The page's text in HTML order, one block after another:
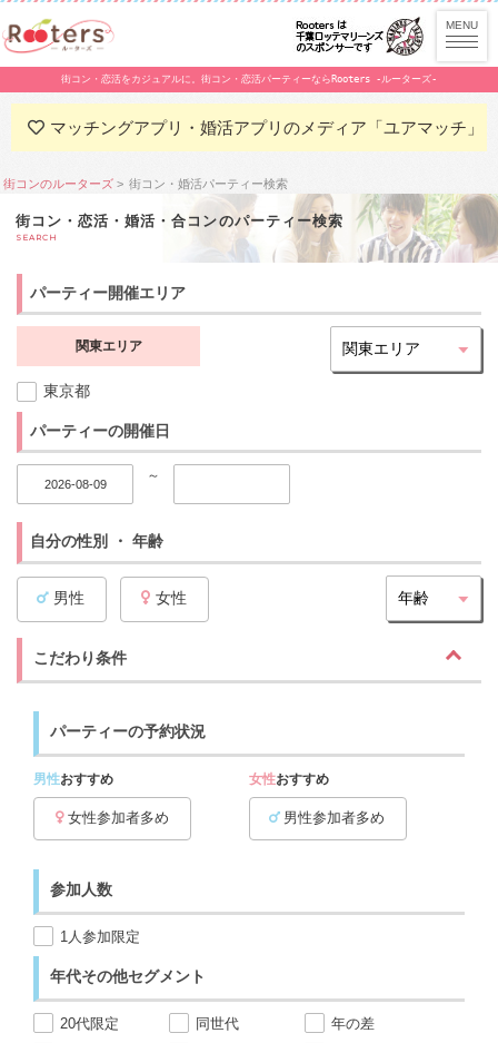
街コン・恋活をカジュアルに。街コン・恋活パーティーならRooters -ルーターズ-
マッチングアプリ・婚活アプリのメディア「ユアマッチ」
街コンのルーターズ 街コン・婚活パーティー検索
街コン・恋活・婚活・合コンのパーティー検索
SEARCH
パーティー開催エリア
関東エリア
東京都
パーティーの開催日
～
自分の性別 ・ 年齢
男性 女性
こだわり条件
パーティーの予約状況
男性おすすめ
女性参加者多め
女性おすすめ
男性参加者多め
参加人数
1人参加限定
年代その他セグメント
20代限定 同世代
年の差